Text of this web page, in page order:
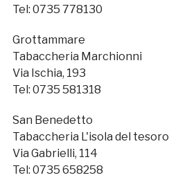
Tel: 0735 778130
Grottammare
Tabaccheria Marchionni
Via Ischia, 193
Tel: 0735 581318
San Benedetto
Tabaccheria L'isola del tesoro
Via Gabrielli, 114
Tel: 0735 658258